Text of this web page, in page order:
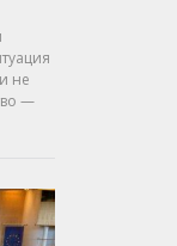
не
—